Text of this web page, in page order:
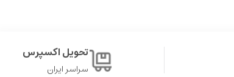
تحویل اکسپرس
سراسر ایران